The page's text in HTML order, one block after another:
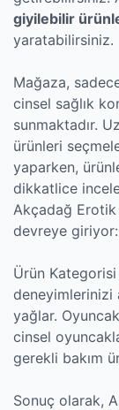
giyilebilir
yaratabilirsiniz.
Mağaza,
cinsel sağlık
sunmaktadır.
ürünleri
yaparken,
dikkatlice
Akçadağ Erotik
devreye giriyor:
Ürün Kategorisi
deneyimlerinizi
yağlar.
cinsel
gerekli bakım
Sonuç olarak,